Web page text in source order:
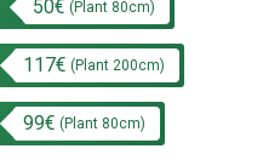
50€ (Plant 80cm)
117€ (Plant200cm)
99€ (Plant 80cm)